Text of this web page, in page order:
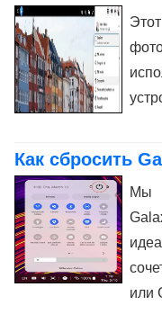
Как сбросить
Мы
или